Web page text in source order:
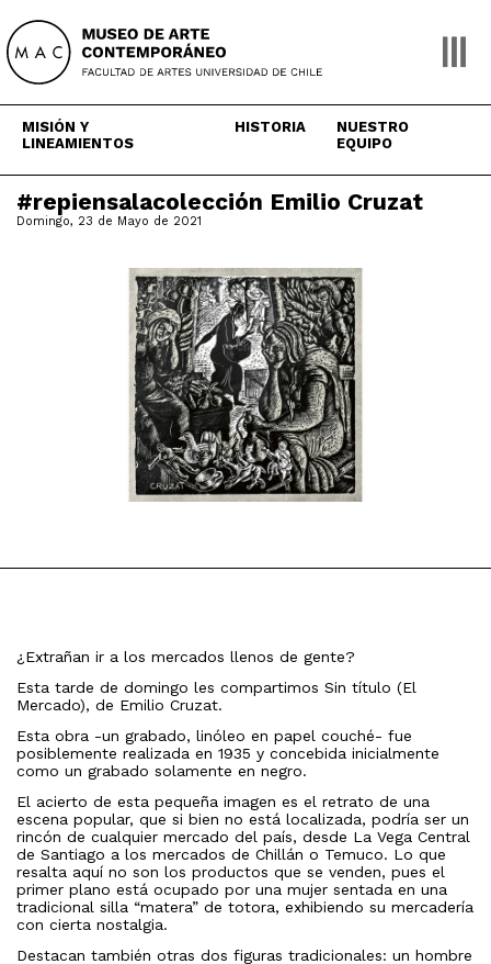
content
MISIÓN Y
LINEAMIENTOS
HISTORIA
NUESTRO
EQUIPO
#repiensalacolección Emilio Cruzat
Domingo, 23 de Mayo de 2021
¿Extrañan ir a los mercados llenos de gente?
Esta tarde de domingo les compartimos Sin título (El
Mercado), de Emilio Cruzat.
Esta obra -un grabado, linóleo en papel couché- fue
posiblemente realizada en 1935 y concebida inicialmente
como un grabado solamente en negro.
El acierto de esta pequeña imagen es el retrato de una
escena popular, que si bien no está localizada, podría ser un
rincón de cualquier mercado del país, desde La Vega Central
de Santiago a los mercados de Chillán o Temuco. Lo que
resalta aquí no son los productos que se venden, pues el
primer plano está ocupado por una mujer sentada en una
tradicional silla “matera” de totora, exhibiendo su mercadería
con cierta nostalgia.
Destacan también otras dos figuras tradicionales: un hombre